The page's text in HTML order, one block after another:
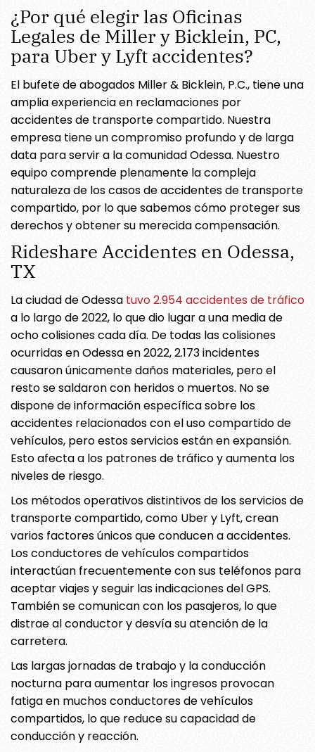
¿Por qué elegir las Oficinas
Legales de Miller y Bicklein, PC,
para Uber y Lyft accidentes?
El bufete de abogados Miller & Bicklein, P.C., tiene una
amplia experiencia en reclamaciones por
accidentes de transporte compartido. Nuestra
empresa tiene un compromiso profundo y de larga
data para servir a la comunidad Odessa. Nuestro
equipo comprende plenamente la compleja
naturaleza de los casos de accidentes de transporte
compartido, por lo que sabemos cómo proteger sus
derechos y obtener su merecida compensación.
Rideshare Accidentes en Odessa,
TX
La ciudad de Odessa tuvo 2.954 accidentes de tráfico
a lo largo de 2022, lo que dio lugar a una media de
ocho colisiones cada día. De todas las colisiones
ocurridas en Odessa en 2022, 2.173 incidentes
causaron únicamente daños materiales, pero el
resto se saldaron con heridos o muertos. No se
dispone de información específica sobre los
accidentes relacionados con el uso compartido de
vehículos, pero estos servicios están en expansión.
Esto afecta a los patrones de tráfico y aumenta los
niveles de riesgo.
Los métodos operativos distintivos de los servicios de
transporte compartido, como Uber y Lyft, crean
varios factores únicos que conducen a accidentes.
Los conductores de vehículos compartidos
interactúan frecuentemente con sus teléfonos para
aceptar viajes y seguir las indicaciones del GPS.
También se comunican con los pasajeros, lo que
distrae al conductor y desvía su atención de la
carretera.
Las largas jornadas de trabajo y la conducción
nocturna para aumentar los ingresos provocan
fatiga en muchos conductores de vehículos
compartidos, lo que reduce su capacidad de
conducción y reacción.